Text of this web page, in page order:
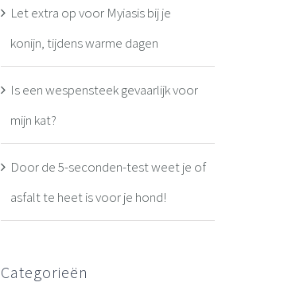
Let extra op voor Myiasis bij je
konijn, tijdens warme dagen
Is een wespensteek gevaarlijk voor
mijn kat?
Door de 5-seconden-test weet je of
asfalt te heet is voor je hond!
Categorieën